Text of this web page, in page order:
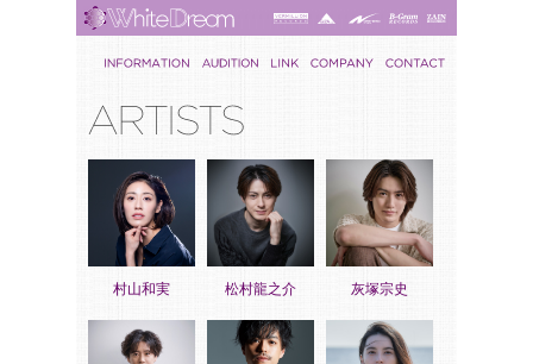
村山和実 松村龍之介 灰塚宗史